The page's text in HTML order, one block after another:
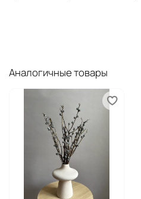
Аналогичные товары